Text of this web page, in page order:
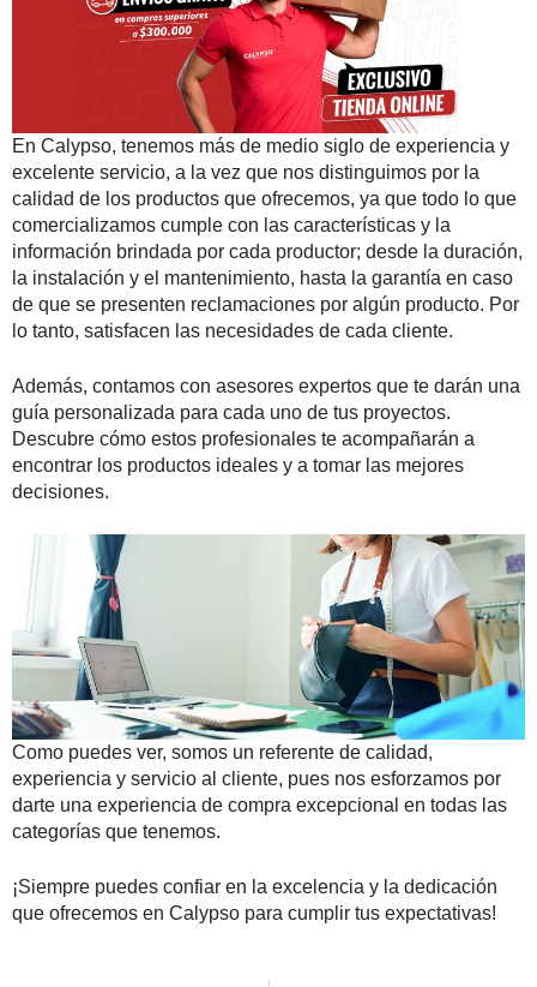
En Calypso, tenemos más de medio siglo de experiencia y
excelente servicio, a la vez que nos distinguimos por la
calidad de los productos que ofrecemos, ya que todo lo que
comercializamos cumple con las características y la
información brindada por cada productor; desde la duración,
la instalación y el mantenimiento, hasta la garantía en caso
de que se presenten reclamaciones por algún producto. Por
lo tanto, satisfacen las necesidades de cada cliente.
Además, contamos con asesores expertos que te darán una
guía personalizada para cada uno de tus proyectos.
Descubre cómo estos profesionales te acompañarán a
encontrar los productos ideales y a tomar las mejores
decisiones.
Como puedes ver, somos un referente de calidad,
experiencia y servicio al cliente, pues nos esforzamos por
darte una experiencia de compra excepcional en todas las
categorías que tenemos.
¡Siempre puedes confiar en la excelencia y la dedicación
que ofrecemos en Calypso para cumplir tus expectativas!